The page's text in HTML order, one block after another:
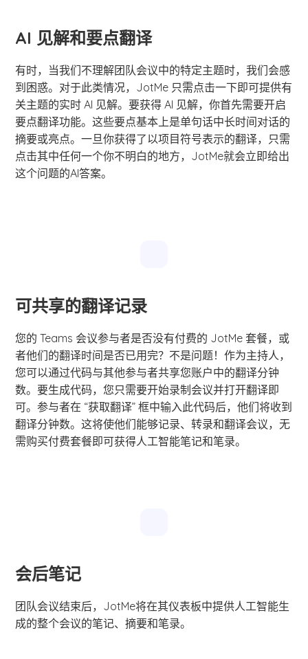
AI 见解和要点翻译
有时，当我们不理解团队会议中的特定主题时，我们会感
到困惑。对于此类情况，JotMe 只需点击一下即可提供有
关主题的实时 AI 见解。要获得 AI 见解，你首先需要开启
要点翻译功能。这些要点基本上是单句话中长时间对话的
摘要或亮点。一旦你获得了以项目符号表示的翻译，只需
点击其中任何一个你不明白的地方，JotMe就会立即给出
这个问题的AI答案。
可共享的翻译记录
您的 Teams 会议参与者是否没有付费的 JotMe 套餐，或
者他们的翻译时间是否已用完？不是问题！作为主持人，
您可以通过代码与其他参与者共享您账户中的翻译分钟
数。要生成代码，您只需要开始录制会议并打开翻译即
可。参与者在 “获取翻译” 框中输入此代码后，他们将收到
翻译分钟数。这将使他们能够记录、转录和翻译会议，无
需购买付费套餐即可获得人工智能笔记和笔录。
会后笔记
团队会议结束后，JotMe将在其仪表板中提供人工智能生
成的整个会议的笔记、摘要和笔录。